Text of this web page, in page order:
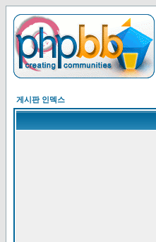
게시판 인덱스